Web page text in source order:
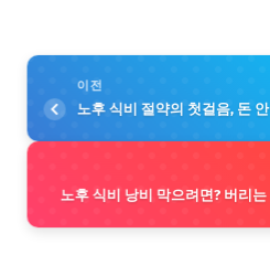
이전
노후 식비 절약의 첫걸음, 돈
노후 식비 낭비 막으려면? 버리